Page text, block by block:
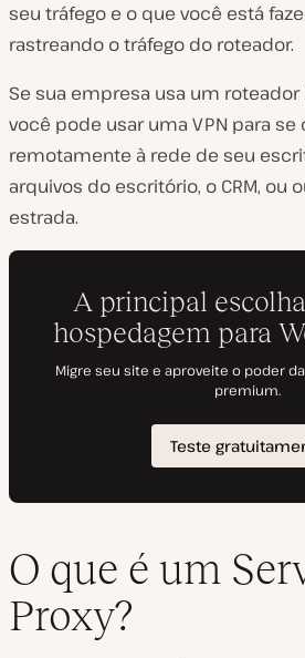
seu tráfego e o que você está
rastreando o tráfego do roteador.
Se sua empresa usa um roteador
você pode usar uma VPN para
remotamente à rede de seu
arquivos do escritório, o CRM, ou
estrada.
O que é um
Proxy?